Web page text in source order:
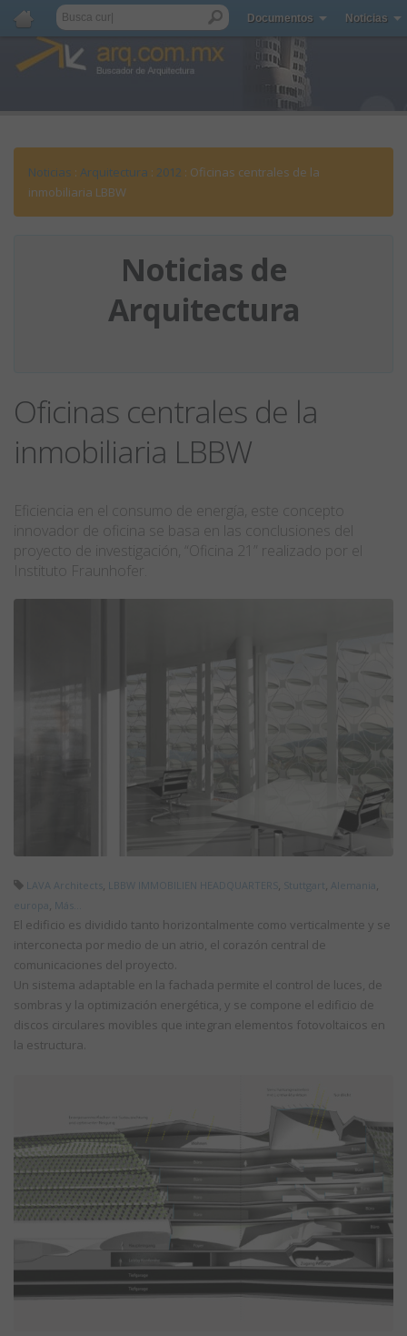
Documentos Noticias
Noticias : Arquitectura : 2012 : Oficinas centrales de la
inmobiliaria LBBW
Noticias de
Arquitectura
Oficinas centrales de la
inmobiliaria LBBW
Eficiencia en el consumo de energía, este concepto
innovador de oficina se basa en las conclusiones del
proyecto de investigación, “Oficina 21” realizado por el
Instituto Fraunhofer.
LAVA Architects, LBBW IMMOBILIEN HEADQUARTERS, Stuttgart , Alemania,
europa, Más...
El edificio es dividido tanto horizontalmente como verticalmente y se
interconecta por medio de un atrio, el corazón central de
comunicaciones del proyecto.
Un sistema adaptable en la fachada permite el control de luces, de
sombras y la optimización energética, y se compone el edificio de
discos circulares movibles que integran elementos fotovoltaicos en
la estructura.